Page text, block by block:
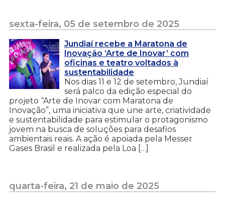
sexta-feira, 05 de setembro de 2025
Jundiaí recebe a Maratona de
Inovação ‘Arte de Inovar’ com
oficinas e teatro voltados à
sustentabilidade
Nos dias 11 e 12 de setembro, Jundiaí
será palco da edição especial do
projeto “Arte de Inovar com Maratona de
Inovação”, uma iniciativa que une arte, criatividade
e sustentabilidade para estimular o protagonismo
jovem na busca de soluções para desafios
ambientais reais. A ação é apoiada pela Messer
Gases Brasil e realizada pela Loa […]
quarta-feira, 21 de maio de 2025